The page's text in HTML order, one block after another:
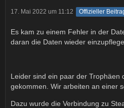
17. Mai 2022 um 11:12 Offizieller
Es kam zu einem Fehler in der
daran die Daten wieder
Leider sind ein paar der Trophäen
gekommen. Wir arbeiten an einer
Dazu wurde die Verbindung zu